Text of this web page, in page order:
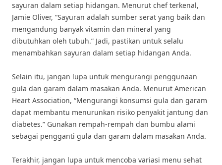
sayuran dalam setiap hidangan. Menurut chef terkenal,
Jamie Oliver, “Sayuran adalah sumber serat yang baik dan
mengandung banyak vitamin dan mineral yang
dibutuhkan oleh tubuh.” Jadi, pastikan untuk selalu
menambahkan sayuran dalam setiap hidangan Anda.
Selain itu, jangan lupa untuk mengurangi penggunaan
gula dan garam dalam masakan Anda. Menurut American
Heart Association, “Mengurangi konsumsi gula dan garam
dapat membantu menurunkan risiko penyakit jantung dan
diabetes.” Gunakan rempah-rempah dan bumbu alami
sebagai pengganti gula dan garam dalam masakan Anda.
Terakhir, jangan lupa untuk mencoba variasi menu sehat